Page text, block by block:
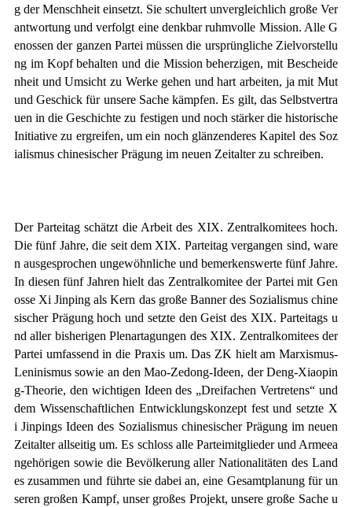
g der Menschheit einsetzt. Sie schultert unvergleichlich große Ver
antwortung und verfolgt eine denkbar ruhmvolle Mission. Alle G
enossen der ganzen Partei müssen die ursprüngliche Zielvorstellu
ng im Kopf behalten und die Mission beherzigen, mit Bescheide
nheit und Umsicht zu Werke gehen und hart arbeiten, ja mit Mut
und Geschick für unsere Sache kämpfen. Es gilt, das Selbstvertra
uen in die Geschichte zu festigen und noch stärker die historische
Initiative zu ergreifen, um ein noch glänzenderes Kapitel des Soz
ialismus chinesischer Prägung im neuen Zeitalter zu schreiben.
Der Parteitag schätzt die Arbeit des XIX. Zentralkomitees hoch.
Die fünf Jahre, die seit dem XIX. Parteitag vergangen sind, ware
n ausgesprochen ungewöhnliche und bemerkenswerte fünf Jahre.
In diesen fünf Jahren hielt das Zentralkomitee der Partei mit Gen
osse Xi Jinping als Kern das große Banner des Sozialismus chine
sischer Prägung hoch und setzte den Geist des XIX. Parteitags u
nd aller bisherigen Plenartagungen des XIX. Zentralkomitees der
Partei umfassend in die Praxis um. Das ZK hielt am Marxismus-
Leninismus sowie an den Mao-Zedong-Ideen, der Deng-Xiaopin
g-Theorie, den wichtigen Ideen des „Dreifachen Vertretens“ und
dem Wissenschaftlichen Entwicklungskonzept fest und setzte X
i Jinpings Ideen des Sozialismus chinesischer Prägung im neuen
Zeitalter allseitig um. Es schloss alle Parteimitglieder und Armeea
ngehörigen sowie die Bevölkerung aller Nationalitäten des Land
es zusammen und führte sie dabei an, eine Gesamtplanung für un
seren großen Kampf, unser großes Projekt, unsere große Sache u